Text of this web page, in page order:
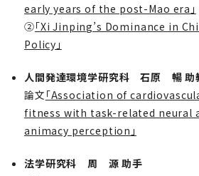
early years of the post-Mao era」
②「Xi Jinping’s Dominance in
Policy」
人間発達環境学研究科 石原 暢 助
論文 「Association of
fitness with task-related neural
animacy perception」
法学研究科 周 源 助手